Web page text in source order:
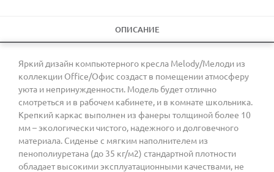
ОПИСАНИЕ
Яркий дизайн компьютерного кресла Melody/Мелоди из
коллекции Office/Офис создаст в помещении атмосферу
уюта и непринужденности. Модель будет отлично
смотреться и в рабочем кабинете, и в комнате школьника.
Крепкий каркас выполнен из фанеры толщиной более 10
мм – экологически чистого, надежного и долговечного
материала. Сиденье с мягким наполнителем из
пенополиуретана (до 35 кг/м2) стандартной плотности
обладает высокими эксплуатационными качествами, не